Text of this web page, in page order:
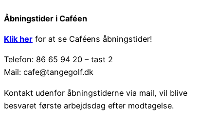
Åbningstider i Caféen
Klik her for at se Caféens åbningstider!
Telefon: 86 65 94 20 – tast 2
Mail: cafe@tangegolf.dk
Kontakt udenfor åbningstiderne via mail, vil blive
besvaret første arbejdsdag efter modtagelse.